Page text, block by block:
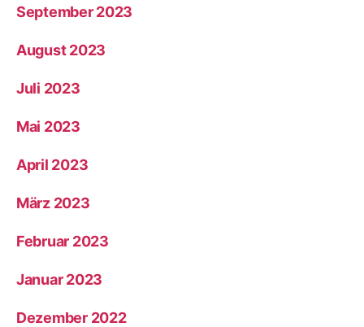
September 2023
August 2023
Juli 2023
Mai 2023
April 2023
März 2023
Februar 2023
Januar 2023
Dezember 2022